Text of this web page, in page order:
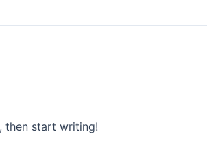
then start writing!